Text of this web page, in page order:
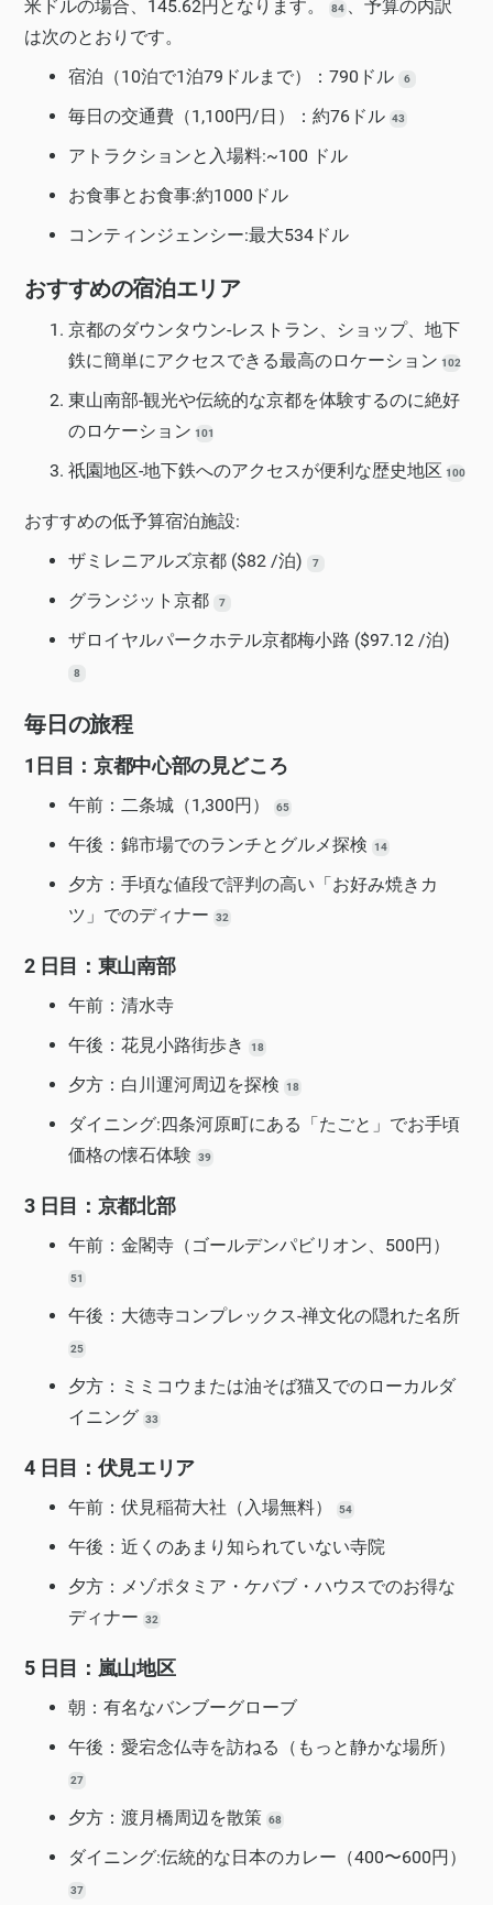
米ドルの場合、145.62円となります。
84 、予算の内訳
は次のとおりです。
宿泊（10泊で1泊79ドルまで）：790ドル
6
毎日の交通費（1,100円/日）：約76ドル 43
アトラクションと入場料:~100 ドル
お食事とお食事:約1000ドル
コンティンジェンシー:最大534ドル
おすすめの宿泊エリア
京都のダウンタウン-レストラン、ショップ、地下
鉄に簡単にアクセスできる最高のロケーション102
東山南部-観光や伝統的な京都を体験するのに絶好
のロケーション101
祇園地区-地下鉄へのアクセスが便利な歴史地区100
おすすめの低予算宿泊施設:
ザミレニアルズ京都 ($82 /泊)
7
グランジット京都 7
ザロイヤルパークホテル京都梅小路 ($97.12 /泊)
8
毎日の旅程
1日目：京都中心部の見どころ
午前：二条城（1,300円） 65
午後：錦市場でのランチとグルメ探検 14
夕方：手頃な値段で評判の高い「お好み焼きカ
ツ」でのディナー
32
2 日目：東山南部
午前：清水寺
午後：花見小路街歩き
18
夕方：白川運河周辺を探検 18
ダイニング:四条河原町にある「たごと」でお手頃
価格の懐石体験
39
3 日目：京都北部
午前：金閣寺（ゴールデンパビリオン、500円）
51
午後：大徳寺コンプレックス-禅文化の隠れた名所
25
夕方：ミミコウまたは油そば猫又でのローカルダ
イニング 33
4 日目：伏見エリア
午前：伏見稲荷大社（入場無料） 54
午後：近くのあまり知られていない寺院
夕方：メゾポタミア・ケバブ・ハウスでのお得な
ディナー
32
5 日目：嵐山地区
朝：有名なバンブーグローブ
午後：愛宕念仏寺を訪ねる（もっと静かな場所）
27
夕方：渡月橋周辺を散策 68
ダイニング:伝統的な日本のカレー（400〜600円）
37